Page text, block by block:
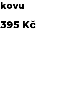
kovu
395 Kč